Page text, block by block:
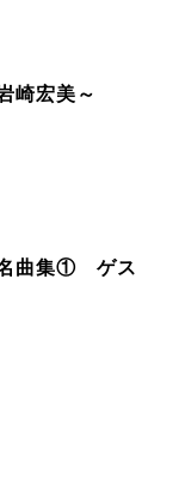
崎宏美～
名曲集① ゲス